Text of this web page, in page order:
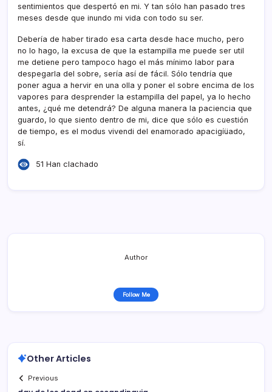
sentimientos que despertó en mi. Y tan sólo han pasado tres
meses desde que inundo mi vida con todo su ser.
Deberí­a de haber tirado esa carta desde hace mucho, pero
no lo hago, la excusa de que la estampilla me puede ser util
me detiene pero tampoco hago el más mí­nimo labor para
despegarla del sobre, serí­a así­ de fácil. Sólo tendrí­a que
poner agua a hervir en una olla y poner el sobre encima de los
vapores para desprender la estampilla del papel, ya lo hecho
antes, ¿qué me detendrá? De alguna manera la paciencia que
guardo, lo que siento dentro de mi, dice que sólo es cuestión
de tiempo, es el modus vivendi del enamorado apacigíüado,
sí­.
51 Han clachado
Author
Follow Me
Other Articles
Previous